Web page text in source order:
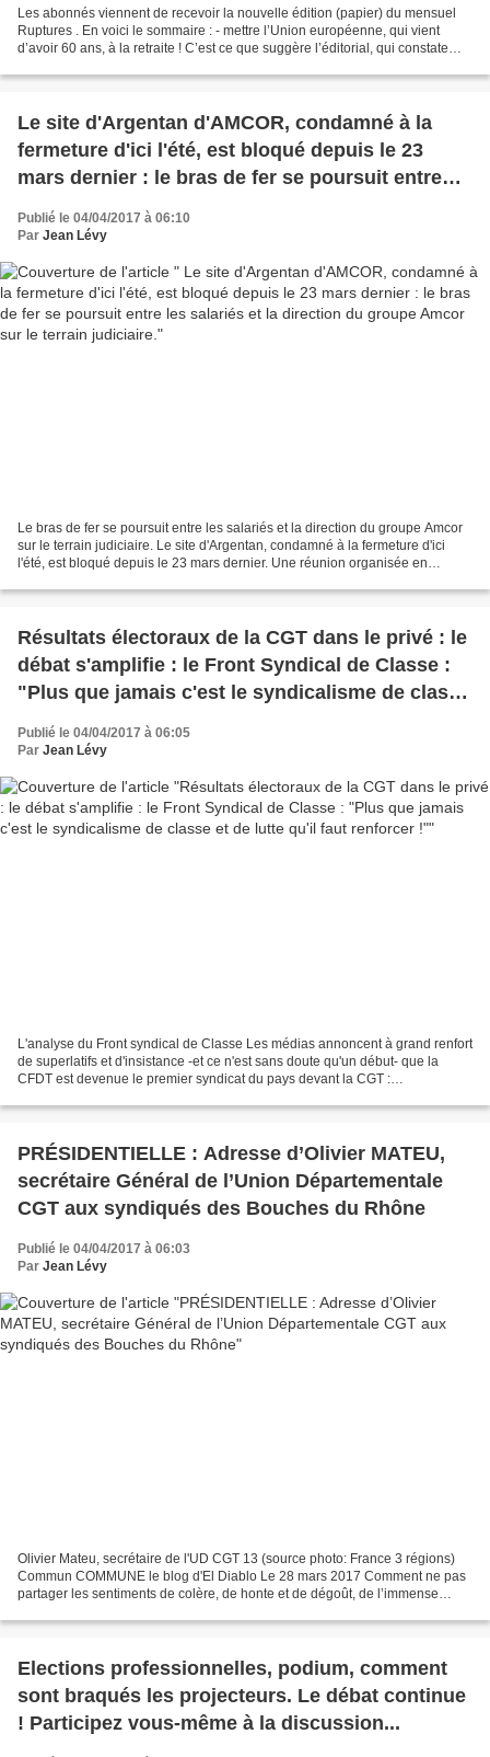
Les abonnés viennent de recevoir la nouvelle édition (papier) du mensuel
Ruptures . En voici le sommaire : - mettre l’Union européenne, qui vient
d’avoir 60 ans, à la retraite ! C’est ce que suggère l’éditorial, qui constate
Le site d'Argentan d'AMCOR, condamné à la
fermeture d'ici l'été, est bloqué depuis le 23
mars dernier : le bras de fer se poursuit entre
le terrain judiciaire.
Publié le 04/04/2017 à 06:10
Par Jean Lévy
Le bras de fer se poursuit entre les salariés et la direction du groupe Amcor
sur le terrain judiciaire. Le site d'Argentan, condamné à la fermeture d'ici
l'été, est bloqué depuis le 23 mars dernier. Une réunion organisée en
Résultats électoraux de la CGT dans le privé : le
débat s'amplifie : le Front Syndical de Classe :
"Plus que jamais c'est le syndicalisme de classe
et de lutte qu'il faut renforcer !"
Publié le 04/04/2017 à 06:05
Par Jean Lévy
L'analyse du Front syndical de Classe Les médias annoncent à grand renfort
de superlatifs et d'insistance -et ce n'est sans doute qu'un début- que la
CFDT est devenue le premier syndicat du pays devant la CGT :
PRÉSIDENTIELLE : Adresse d’Olivier MATEU,
secrétaire Général de l’Union Départementale
CGT aux syndiqués des Bouches du Rhône
Publié le 04/04/2017 à 06:03
Par Jean Lévy
Olivier Mateu, secrétaire de l'UD CGT 13 (source photo: France 3 régions)
Commun COMMUNE le blog d'El Diablo Le 28 mars 2017 Comment ne pas
partager les sentiments de colère, de honte et de dégoût, de l’immense
Elections professionnelles, podium, comment
sont braqués les projecteurs. Le débat continue
! Participez vous-même à la discussion...